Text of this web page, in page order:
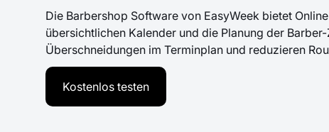
Die Barbershop Software von EasyWeek bietet
übersichtlichen Kalender und die Planung der
Überschneidungen im Terminplan und reduzieren
Kostenlos testen